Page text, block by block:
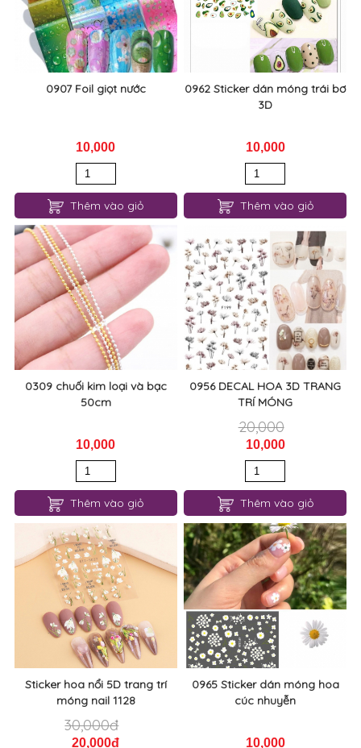
0907 Foil giọt nước
10,000
Thêm vào giỏ
0962 Sticker dán móng trái bơ
3D
10,000
Thêm vào giỏ
0309 chuối kim loại và bạc
50cm
10,000
Thêm vào giỏ
0956 DECAL HOA 3D TRANG
TRÍ MÓNG
20,000
10,000
Thêm vào giỏ
Sticker hoa nổi 5D trang trí
móng nail 1128
30,000đ
20,000đ
0965 Sticker dán móng hoa
cúc nhuyễn
10,000